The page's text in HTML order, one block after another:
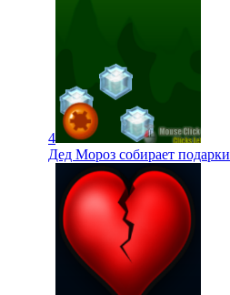
4
Дед Мороз собирает подарки